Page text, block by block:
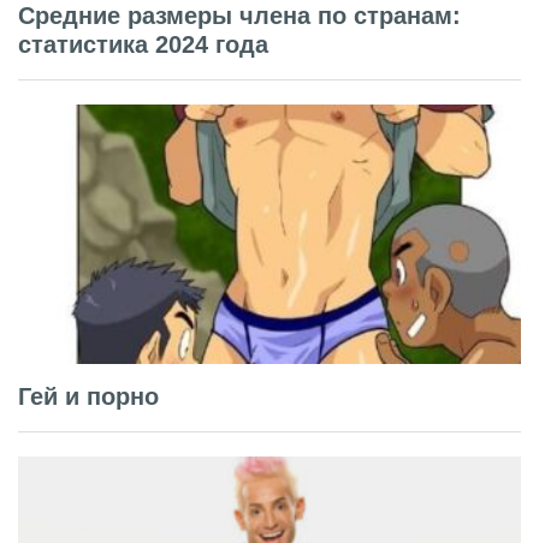
Средние размеры члена по странам:
статистика 2024 года
Гей и порно